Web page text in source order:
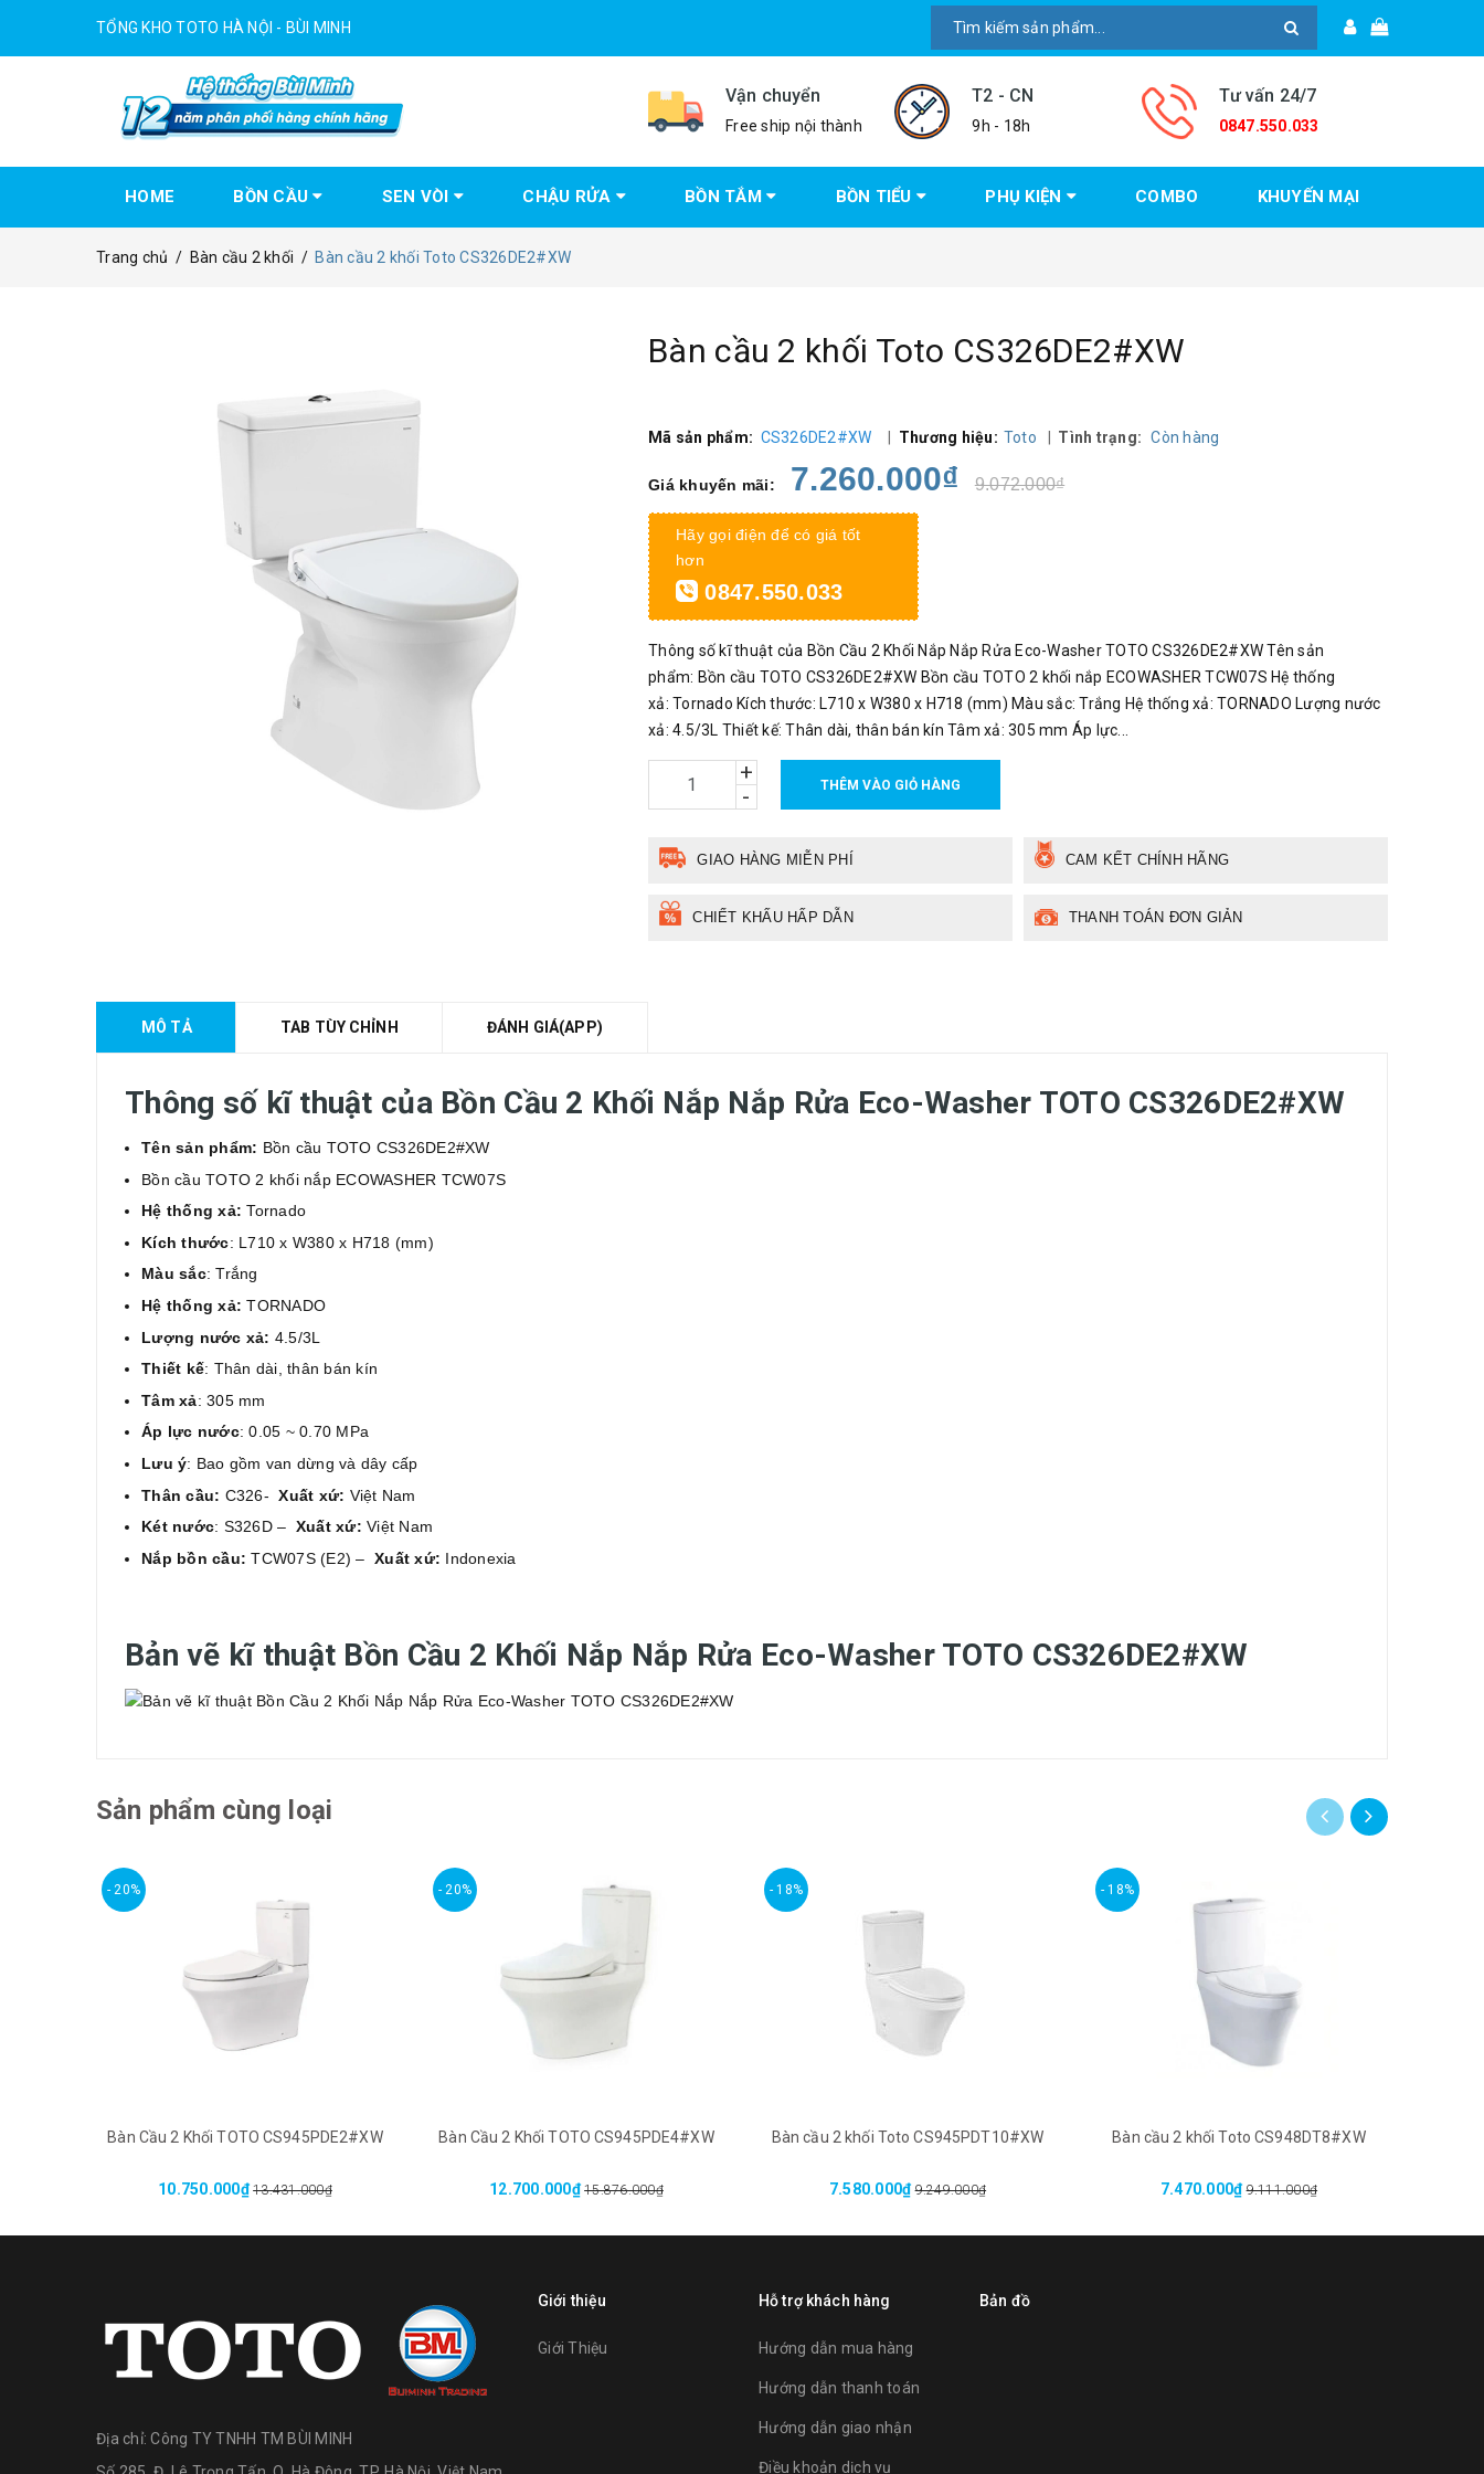
TỔNG KHO TOTO HÀ NỘI - BÙI MINH
Vận chuyển
Free ship nội thành
T2 - CN
9h - 18h
Tư vấn 24/7
0847.550.033
HOME BỒN CẦU SEN VÒI CHẬU RỬA BỒN TẮM BỒN TIỂU PHỤ KIỆN COMBO KHUYẾN MẠI
Trang chủ / Bàn cầu 2 khối / Bàn cầu 2 khối Toto CS326DE2#XW
Bàn cầu 2 khối Toto CS326DE2#XW
Mã sản phẩm: CS326DE2#XW Thương hiệu: Toto Tình trạng: Còn hàng
Giá khuyến mãi: 7.260.000₫ 9.072.000₫
Hãy gọi điện để có giá tốt
hơn
0847.550.033
Thông số kĩ thuật của Bồn Cầu 2 Khối Nắp Nắp Rửa Eco-Washer TOTO CS326DE2#XW Tên sản
phẩm: Bồn cầu TOTO CS326DE2#XW Bồn cầu TOTO 2 khối nắp ECOWASHER TCW07S Hệ thống
xả: Tornado Kích thước: L710 x W380 x H718 (mm) Màu sắc: Trắng Hệ thống xả: TORNADO Lượng nước
xả: 4.5/3L Thiết kế: Thân dài, thân bán kín Tâm xả: 305 mm Áp lực...
+
-
THÊM VÀO GIỎ HÀNG
GIAO HÀNG MIỄN PHÍ CAM KẾT CHÍNH HÃNG
CHIẾT KHẤU HẤP DẪN THANH TOÁN ĐƠN GIẢN
MÔ TẢ TAB TÙY CHỈNH ĐÁNH GIÁ(APP)
Thông số kĩ thuật của Bồn Cầu 2 Khối Nắp Nắp Rửa Eco-Washer TOTO CS326DE2#XW
Tên sản phẩm: Bồn cầu TOTO CS326DE2#XW
Bồn cầu TOTO 2 khối nắp ECOWASHER TCW07S
Hệ thống xả: Tornado
Kích thước: L710 x W380 x H718 (mm)
Màu sắc: Trắng
Hệ thống xả: TORNADO
Lượng nước xả: 4.5/3L
Thiết kế: Thân dài, thân bán kín
Tâm xả: 305 mm
Áp lực nước: 0.05 ~ 0.70 MPa
Lưu ý: Bao gồm van dừng và dây cấp
Thân cầu: C326- Xuất xứ: Việt Nam
Két nước: S326D – Xuất xứ: Việt Nam
Nắp bồn cầu: TCW07S (E2) – Xuất xứ: Indonexia
Bản vẽ kĩ thuật Bồn Cầu 2 Khối Nắp Nắp Rửa Eco-Washer TOTO CS326DE2#XW
Sản phẩm cùng loại
- 20%
Bàn Cầu 2 Khối TOTO CS945PDE2#XW
10.750.000₫ 13.431.000₫
- 20%
Bàn Cầu 2 Khối TOTO CS945PDE4#XW
12.700.000₫ 15.876.000₫
- 18%
Bàn cầu 2 khối Toto CS945PDT10#XW
7.580.000₫ 9.249.000₫
- 18%
Bàn cầu 2 khối Toto CS948DT8#XW
7.470.000₫ 9.111.000₫
Địa chỉ:Công TY TNHH TM BÙI MINH
Giới thiệu
Giới Thiệu
Hỗ trợ khách hàng
Hướng dẫn mua hàng
Hướng dẫn thanh toán
Hướng dẫn giao nhận
Điều khoản dịch vụ
Bản đồ